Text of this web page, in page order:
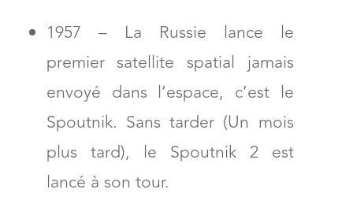
1957 – La Russie lance le
premier satellite spatial jamais
envoyé dans l’espace, c’est le
Spoutnik. Sans tarder (Un mois
plus tard), le Spoutnik 2 est
lancé à son tour.